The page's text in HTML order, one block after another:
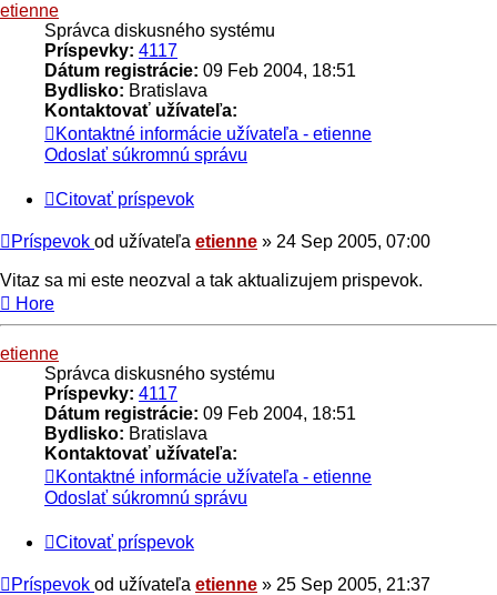
etienne
Správca diskusného systému
Príspevky: 4117
Dátum registrácie: 09 Feb 2004, 18:51
Bydlisko: Bratislava
Kontaktovať užívateľa:
Kontaktné informácie užívateľa - etienne
Odoslať súkromnú správu
Citovať príspevok
Príspevok od užívateľa etienne » 24 Sep 2005, 07:00
Vitaz sa mi este neozval a tak aktualizujem prispevok.
Hore
etienne
Správca diskusného systému
Príspevky: 4117
Dátum registrácie: 09 Feb 2004, 18:51
Bydlisko: Bratislava
Kontaktovať užívateľa:
Kontaktné informácie užívateľa - etienne
Odoslať súkromnú správu
Citovať príspevok
Príspevok od užívateľa etienne » 25 Sep 2005, 21:37